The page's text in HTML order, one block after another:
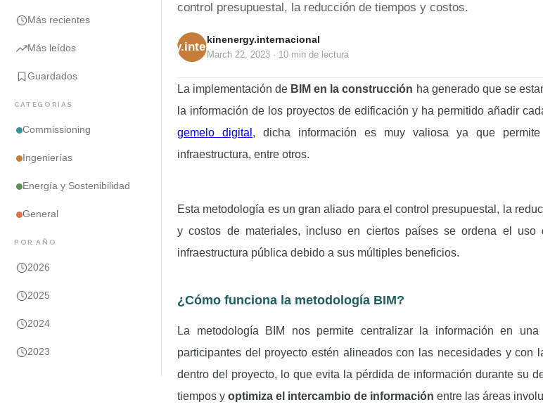
Más recientes
Más leídos
Guardados
CATEGORÍAS
Commissioning
Ingenierías
Energía y Sostenibilidad
General
POR AÑO
2026
2025
2024
2023
control presupuestal, la reducción de tiempos y costos.
kinenergy.internacional
kinenergy.internacional
March 22, 2023 · 10 min de lectura
La implementación de BIM en la construcción ha generado que se
la información de los proyectos de edificación y ha permitido añadir
gemelo digital , dicha información es muy valiosa ya que permite
infraestructura, entre otros.
Esta metodología es un gran aliado para el control presupuestal, la
y costos de materiales, incluso en ciertos países se ordena el uso
infraestructura pública debido a sus múltiples beneficios.
¿Cómo funciona la metodología BIM?
La metodología BIM nos permite centralizar la información en
participantes del proyecto estén alineados con las necesidades y con
dentro del proyecto, lo que evita la pérdida de información durante su
tiempos y optimiza el intercambio de información entre las áreas